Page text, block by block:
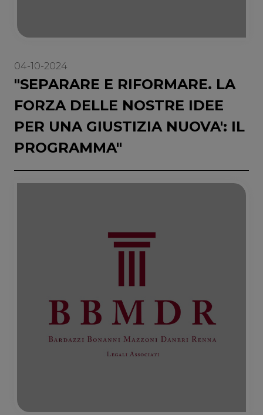
04-10-2024
"SEPARARE E RIFORMARE. LA
FORZA DELLE NOSTRE IDEE
PER UNA GIUSTIZIA NUOVA': IL
PROGRAMMA"